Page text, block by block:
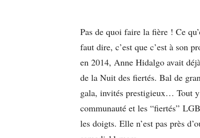
Pas de quoi faire la fière ! Ce
faut dire, c’est que c’est à son
en 2014, Anne Hidalgo avait
de la Nuit des fiertés. Bal de
gala, invités prestigieux… Tout
communauté et les “fiertés”
les doigts. Elle n’est pas près